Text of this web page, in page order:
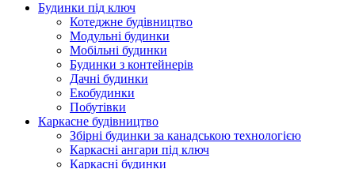
Будинки під ключ
Котеджне будівництво
Модульні будинки
Мобільні будинки
Будинки з контейнерів
Дачні будинки
Екобудинки
Побутівки
Каркасне будівництво
Збірні будинки за канадською технологією
Каркасні ангари під ключ
Каркасні будинки